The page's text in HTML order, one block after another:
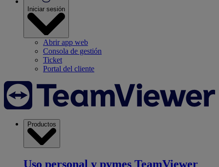
Iniciar sesión
Abrir app web
Consola de gestión
Ticket
Portal del cliente
Productos
Uso personal y pymes TeamViewer